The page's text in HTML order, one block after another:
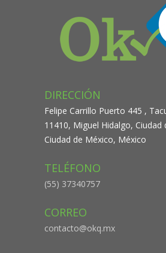
DIRECCIÓN
Felipe Carrillo Puerto 445 ,
11410, Miguel Hidalgo, Ciudad
Ciudad de México, México
TELÉFONO
(55) 37340757
CORREO
contacto@okq.mx